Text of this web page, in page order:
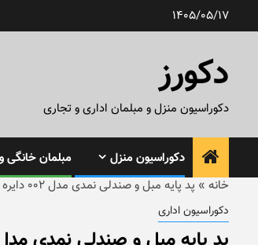
1405/05/17
دکورز
دکوراسیون منزل و مبلمان اداری و تجاری
دکوراسیون منزل مبلمان خانگی
خانه » پد پایه مبل و صندلی نمدی مدل ۰۰۲ دایره قطر ۴.۵ سانتی پشت چسب داربسته ۱۰ عددی
دکوراسیون اداری